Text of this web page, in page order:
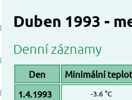
Duben 1993 -
Denní záznamy
Den
Minimální
1.4.1993
-3.6 °C